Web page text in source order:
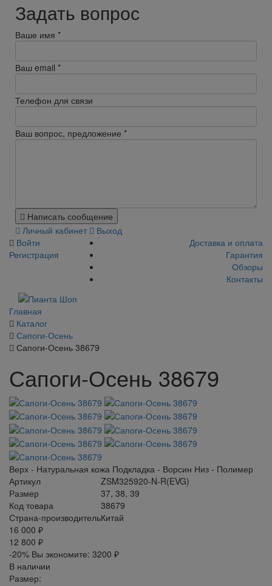
Задать вопрос
Ваше имя *
Ваш email *
Телефон для связи
Ваш вопрос, предложение *
Написать сообщение
Личный кабинет
Выход
Войти
Регистрация
Доставка и оплата
Гарантия
Обзоры
Контакты
Главная
Каталог
Сапоги-Осень
Сапоги-Осень 38679
Сапоги-Осень 38679
Верх - Натуральная кожа Подкладка - Ворсин Низ - Полимер
Артикул
ZSM325920-N-R(EVG)
Размер
37, 38, 39
Код товара
38679
Страна-производительКитай
16 000 ₽
12 800 ₽
-20% Вы экономите: 3200 ₽
В наличии
Размер: